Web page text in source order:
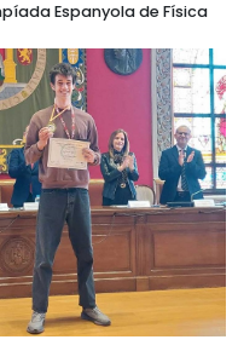
Espanyola de Física